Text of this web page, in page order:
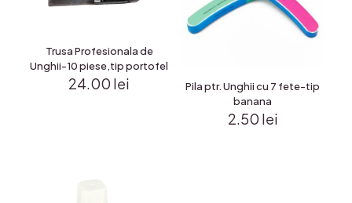
Trusa Profesionala de
Unghii-10 piese,tip portofel
24.00 lei
Pila ptr. Unghii cu 7 fete-tip
banana
2.50 lei